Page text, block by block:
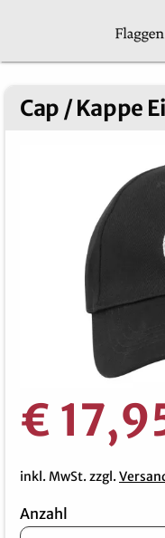
Cap / Kappe
€
inkl. MwSt. zzgl.
Anzahl